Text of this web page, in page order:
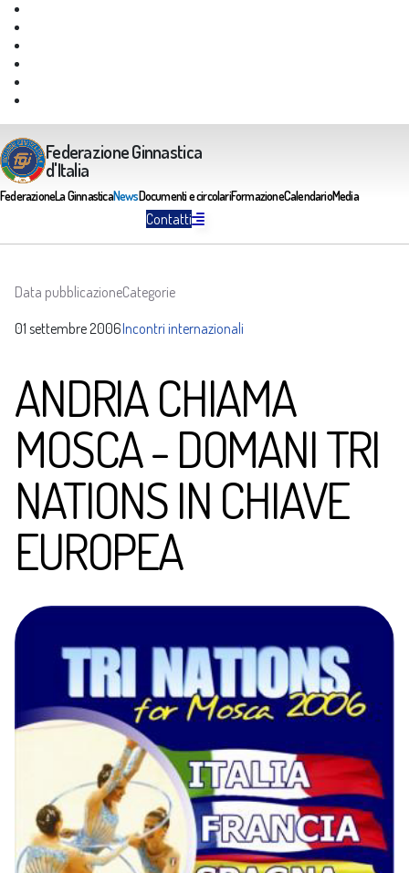
Federazione Ginnastica
d'Italia
FederazioneLa GinnasticaNewsDocumenti e circolariFormazioneCalendarioMedia
Contatti
Data pubblicazione
01 settembre 2006
Categorie
Incontri internazionali
ANDRIA CHIAMA
MOSCA - DOMANI TRI
NATIONS IN CHIAVE
EUROPEA